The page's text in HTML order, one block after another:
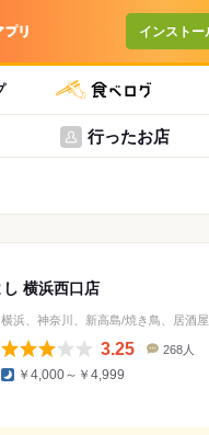
インストー
行ったお店
横浜西口店
横浜、神奈川、新高島/焼き鳥、居酒
3.25
数
268人
￥4,000～￥4,999